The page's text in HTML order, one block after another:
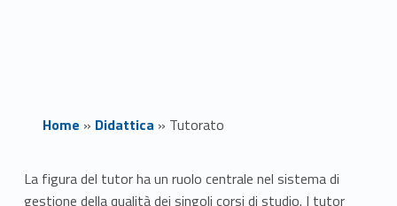
Home » Didattica » Tutorato
T
La figura del tutor ha un ruolo centrale nel sistema di
gestione della qualità dei singoli corsi di studio. I tutor